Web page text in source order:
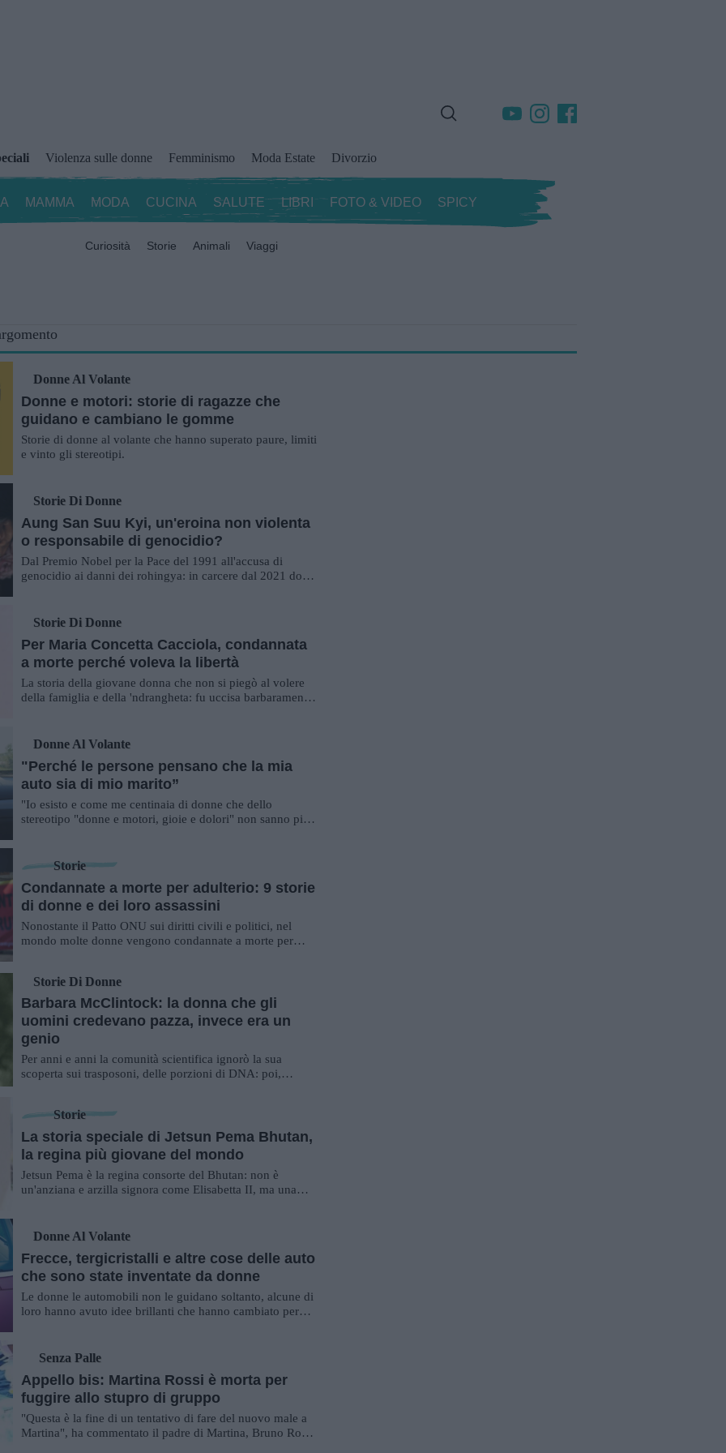
Violenza sulle donne Femminismo Moda Estate Divorzio
MAMMA MODA CUCINA SALUTE LIBRI FOTO & VIDEO SPICY
Curiosità Storie Animali Viaggi
Donne Al Volante
Donne e motori: storie di ragazze che
guidano e cambiano le gomme
Storie di donne al volante che hanno superato paure, limiti
e vinto gli stereotipi.
Storie Di Donne
Aung San Suu Kyi, un'eroina non violenta
o responsabile di genocidio?
Dal Premio Nobel per la Pace del 1991 all'accusa di
genocidio ai danni dei rohingya: in carcere dal 2021 dopo
Storie Di Donne
Per Maria Concetta Cacciola, condannata
a morte perché voleva la libertà
La storia della giovane donna che non si piegò al volere
della famiglia e della 'ndrangheta: fu uccisa barbaramente
Donne Al Volante
"Perché le persone pensano che la mia
auto sia di mio marito”
"Io esisto e come me centinaia di donne che dello
stereotipo "donne e motori, gioie e dolori" non sanno più
Storie
Condannate a morte per adulterio: 9 storie
di donne e dei loro assassini
Nonostante il Patto ONU sui diritti civili e politici, nel
mondo molte donne vengono condannate a morte per
Storie Di Donne
Barbara McClintock: la donna che gli
uomini credevano pazza, invece era un
genio
Per anni e anni la comunità scientifica ignorò la sua
scoperta sui trasposoni, delle porzioni di DNA: poi,
Storie
La storia speciale di Jetsun Pema Bhutan,
la regina più giovane del mondo
Jetsun Pema è la regina consorte del Bhutan: non è
un'anziana e arzilla signora come Elisabetta II, ma una
Donne Al Volante
Frecce, tergicristalli e altre cose delle auto
che sono state inventate da donne
Le donne le automobili non le guidano soltanto, alcune di
loro hanno avuto idee brillanti che hanno cambiato per
Senza Palle
Appello bis: Martina Rossi è morta per
fuggire allo stupro di gruppo
"Questa è la fine di un tentativo di fare del nuovo male a
Martina", ha commentato il padre di Martina, Bruno Rossi.